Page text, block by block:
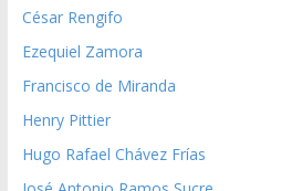
César Rengifo
Ezequiel Zamora
Francisco de Miranda
Henry Pittier
Hugo Rafael Chávez Frías